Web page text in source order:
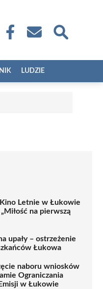
LUDZIE
Letnie w Łukowie
na pierwszą
upały – ostrzeżenie
Łukowa
naboru wniosków
Ograniczania
w Łukowie